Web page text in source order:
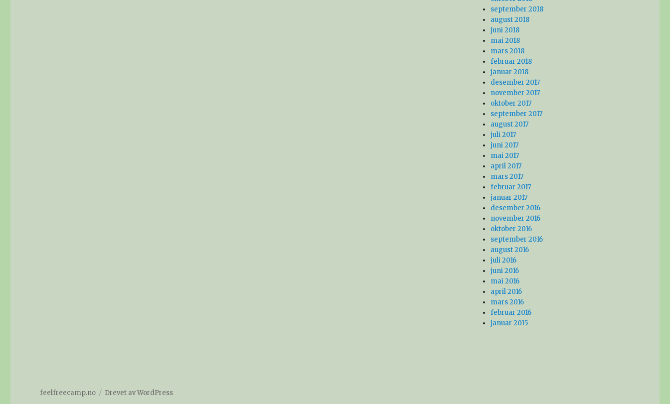
september 2018
august 2018
juni 2018
mai 2018
mars 2018
februar 2018
januar 2018
desember 2017
november 2017
oktober 2017
september 2017
august 2017
juli 2017
juni 2017
mai 2017
april 2017
mars 2017
februar 2017
januar 2017
desember 2016
november 2016
oktober 2016
september 2016
august 2016
juli 2016
juni 2016
mai 2016
april 2016
mars 2016
februar 2016
januar 2015
feelfreecamp.no Drevet av WordPress